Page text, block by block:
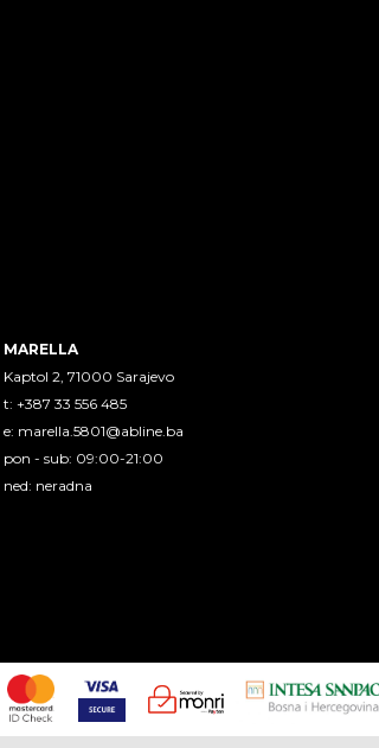
MARELLA
Kaptol 2, 71000 Sarajevo
t: +387 33 556 485
e: marella.5801@abline.ba
pon - sub: 09:00-21:00
ned: neradna